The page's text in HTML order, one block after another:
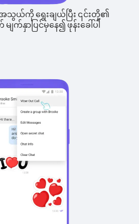
သွယ်ကို ရွေးချယ်ပြီး ၎င်းတို့၏
နှာပြင်မှနေ၍ ဖုန်းခေါ်ပါ